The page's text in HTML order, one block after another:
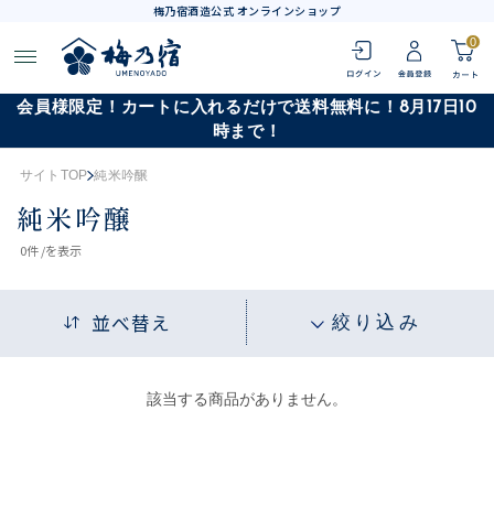
梅乃宿酒造公式 オンラインショップ
0
会員様限定！カートに入れるだけで送料無料に！8月17日10
時まで！
サイトTOP 純米吟醸
純米吟醸
0件 /を表示
並べ替え 絞り込み
該当する商品がありません。